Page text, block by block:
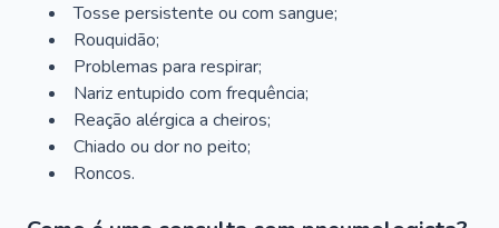
Tosse persistente ou com sangue;
Rouquidão;
Problemas para respirar;
Nariz entupido com frequência;
Reação alérgica a cheiros;
Chiado ou dor no peito;
Roncos.